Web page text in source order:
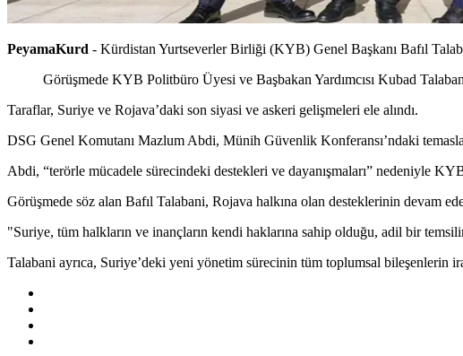
PeyamaKurd - Kürdistan Yurtseverler Birliği (KYB) Genel Başkanı Bafıl
Görüşmede KYB Politbüro Üyesi ve Başbakan Yardımcısı Kubad
Taraflar, Suriye ve Rojava’daki son siyasi ve askeri gelişmeleri ele alındı.
DSG Genel Komutanı Mazlum Abdi, Münih Güvenlik Konferansı’ndaki
Abdi, “terörle mücadele sürecindeki destekleri ve dayanışmaları” nedeniyle
Görüşmede söz alan Bafıl Talabani, Rojava halkına olan desteklerinin devam
"Suriye, tüm halkların ve inançların kendi haklarına sahip olduğu, adil bir
Talabani ayrıca, Suriye’deki yeni yönetim sürecinin tüm toplumsal bileşenlerin